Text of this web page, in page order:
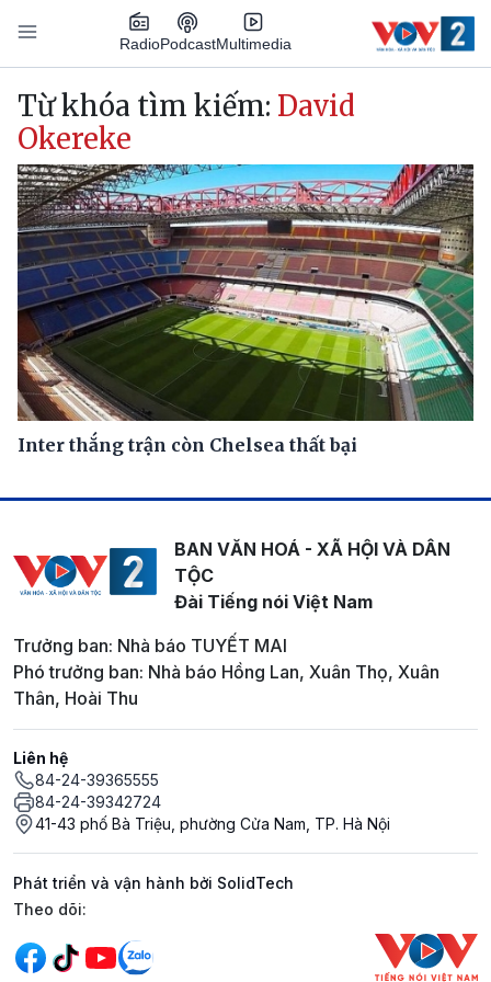
Nhảy đến nội dung
RadioPodcastMultimedia
Main navigation
Từ khóa tìm kiếm: David
Okereke
Inter thắng trận còn Chelsea thất bại
BAN VĂN HOÁ - XÃ HỘI VÀ DÂN
TỘC
Đài Tiếng nói Việt Nam
Trưởng ban: Nhà báo TUYẾT MAI
Phó trưởng ban: Nhà báo Hồng Lan, Xuân Thọ, Xuân
Thân, Hoài Thu
Liên hệ
84-24-39365555
84-24-39342724
41-43 phố Bà Triệu, phường Cửa Nam, TP. Hà Nội
Phát triển và vận hành bởi SolidTech
Mạng xã hội
Theo dõi: